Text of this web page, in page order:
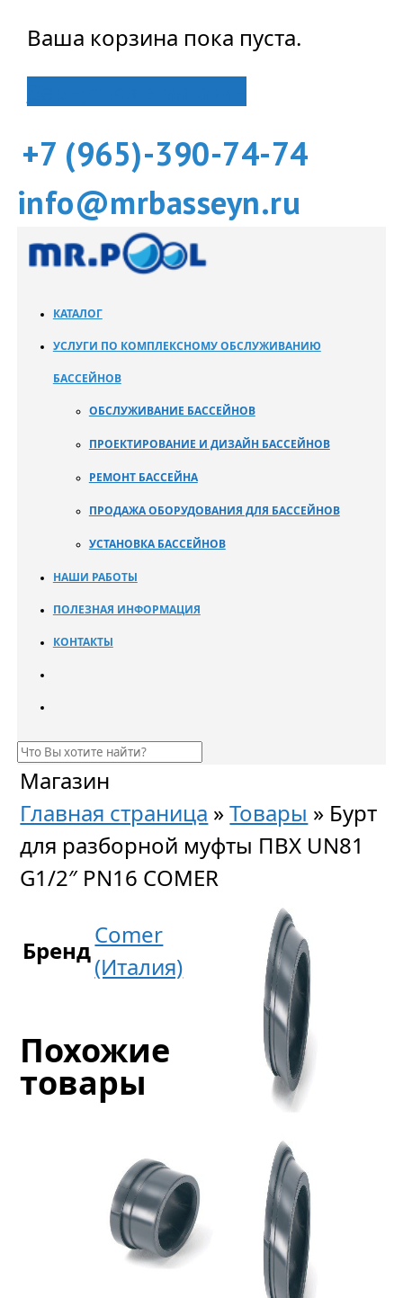
Ваша корзина пока пуста.
+7 (965)-390-74-74
info@mrbasseyn.ru
КАТАЛОГ
УСЛУГИ ПО КОМПЛЕКСНОМУ ОБСЛУЖИВАНИЮ
БАССЕЙНОВ
ОБСЛУЖИВАНИЕ БАССЕЙНОВ
ПРОЕКТИРОВАНИЕ И ДИЗАЙН БАССЕЙНОВ
РЕМОНТ БАССЕЙНА
ПРОДАЖА ОБОРУДОВАНИЯ ДЛЯ БАССЕЙНОВ
УСТАНОВКА БАССЕЙНОВ
НАШИ РАБОТЫ
ПОЛЕЗНАЯ ИНФОРМАЦИЯ
КОНТАКТЫ
Магазин
Главная страница »Товары » Бурт
для разборной муфты ПВХ UN81
G1/2″ PN16 COMER
Бренд
Comer
(Италия)
Похожие
товары